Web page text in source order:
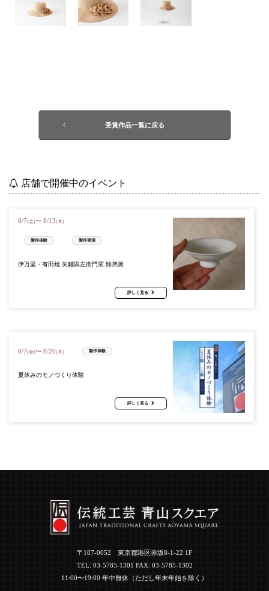
受賞作品一覧に戻る
店舗で開催中のイベント
8/7(金)〜 8/13(木)
製作体験 製作実演
伊万里・有田焼 矢鋪與左衛門窯 師弟展
詳しく見る
8/7(金)〜 8/20(木) 製作体験
夏休みのモノづくり体験
詳しく見る
〒107-0052 東京都港区赤坂8-1-22 1F
TEL: 03-5785-1301 FAX: 03-5785-1302
11:00〜19:00 年中無休（ただし年末年始を除く）